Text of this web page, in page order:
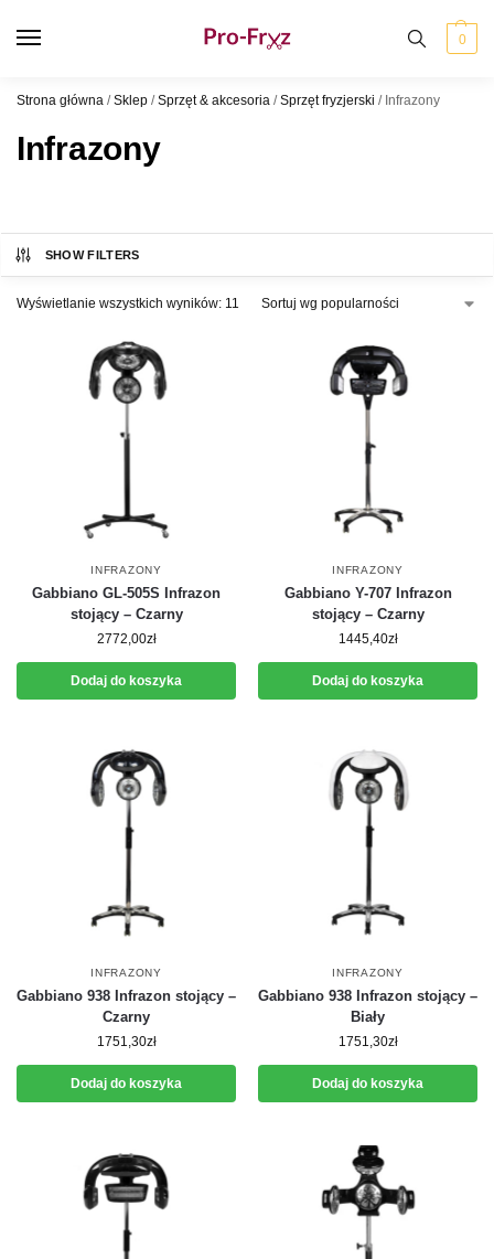
0
Strona główna /Sklep /Sprzęt & akcesoria /Sprzęt fryzjerski / Infrazony
Infrazony
SHOW FILTERS
Wyświetlanie wszystkich wyników: 11
INFRAZONY
Gabbiano GL-505S Infrazon
stojący – Czarny
2772,00zł
Dodaj do koszyka
INFRAZONY
Gabbiano Y-707 Infrazon
stojący – Czarny
1445,40zł
Dodaj do koszyka
INFRAZONY
Gabbiano 938 Infrazon stojący –
Czarny
1751,30zł
Dodaj do koszyka
INFRAZONY
Gabbiano 938 Infrazon stojący –
Biały
1751,30zł
Dodaj do koszyka